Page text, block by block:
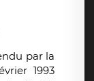
par la
1993